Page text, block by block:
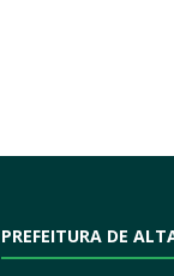
PREFEITURA DE